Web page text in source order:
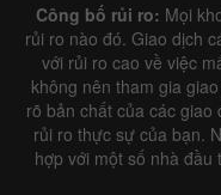
Công bố rủi ro: Mọi
rủi ro nào đó. Giao dịch
với rủi ro cao về việc
không nên tham gia
rõ bản chất của các
rủi ro thực sự của bạn.
hợp với một số nhà